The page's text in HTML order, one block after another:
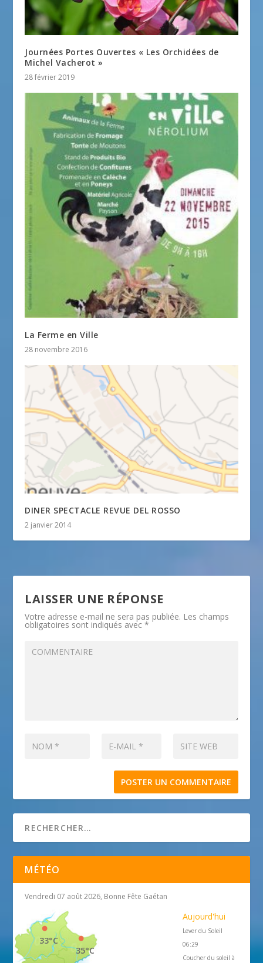
Journées Portes Ouvertes « Les Orchidées de
Michel Vacherot »
28 février 2019
La Ferme en Ville
28 novembre 2016
DINER SPECTACLE REVUE DEL ROSSO
2 janvier 2014
LAISSER UNE RÉPONSE
Votre adresse e-mail ne sera pas publiée. Les champs
obligatoires sont indiqués avec*
MÉTÉO
Vendredi 07 août 2026, Bonne Fête Gaétan
35°C
33°C
Aujourd'hui
Lever du Soleil
06:29
Coucher du soleil à